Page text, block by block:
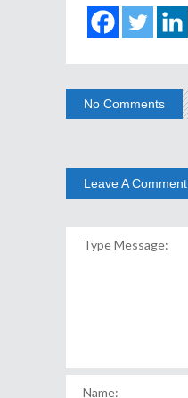
No Comments
Leave A Comment